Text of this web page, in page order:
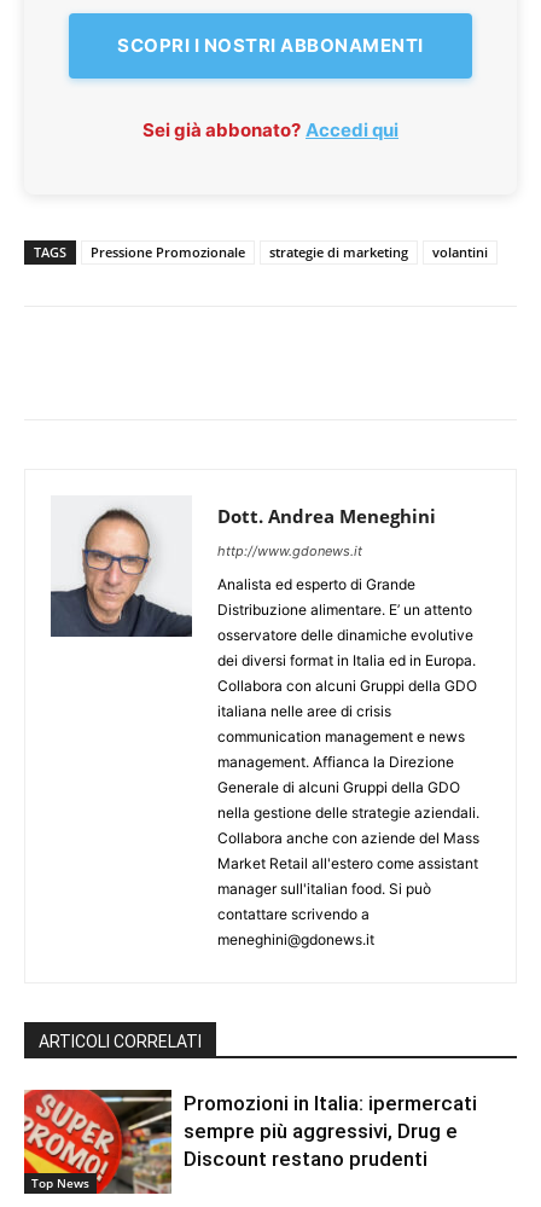
SCOPRI I NOSTRI ABBONAMENTI
Sei già abbonato? Accedi qui
TAGS Pressione Promozionale strategie di marketing volantini
Dott. Andrea Meneghini
http://www.gdonews.it
Analista ed esperto di Grande
Distribuzione alimentare. E’ un attento
osservatore delle dinamiche evolutive
dei diversi format in Italia ed in Europa.
Collabora con alcuni Gruppi della GDO
italiana nelle aree di crisis
communication management e news
management. Affianca la Direzione
Generale di alcuni Gruppi della GDO
nella gestione delle strategie aziendali.
Collabora anche con aziende del Mass
Market Retail all'estero come assistant
manager sull'italian food. Si può
contattare scrivendo a
meneghini@gdonews.it
ARTICOLI CORRELATI
Top News
Promozioni in Italia: ipermercati
sempre più aggressivi, Drug e
Discount restano prudenti